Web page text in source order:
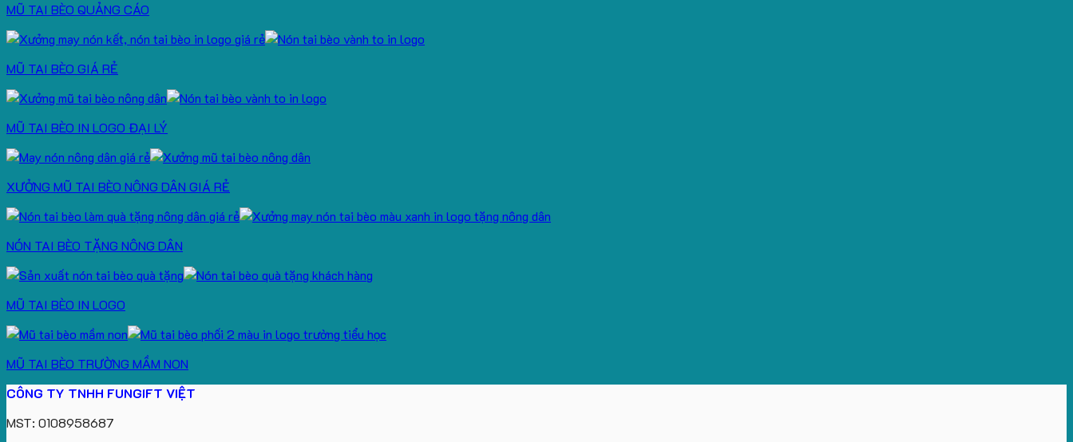
MŨ TAI BÈO QUẢNG CÁO
MŨ TAI BÈO GIÁ RẺ
MŨ TAI BÈO IN LOGO ĐẠI LÝ
XƯỞNG MŨ TAI BÈO NÔNG DÂN GIÁ RẺ
NÓN TAI BÈO TẶNG NÔNG DÂN
MŨ TAI BÈO IN LOGO
MŨ TAI BÈO TRƯỜNG MẦM NON
CÔNG TY TNHH FUNGIFT VIỆT
MST: 0108958687